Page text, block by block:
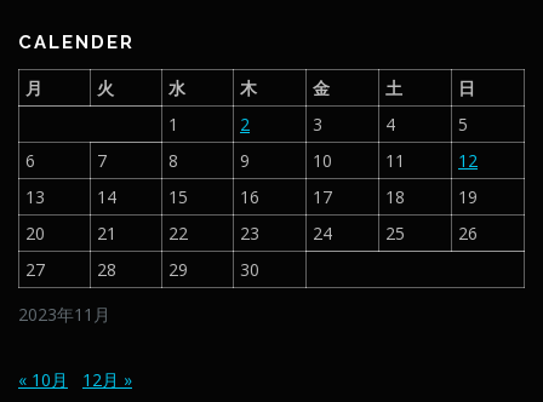
CALENDER
2023年11月
月 火 水 木 金 土
日
1
2 3 4
5
6
7 8 9 10 11
12
13
14 15 16 17 18
19
20
21 22 23 24 25
26
27
28 29 30
« 10月 12月 »